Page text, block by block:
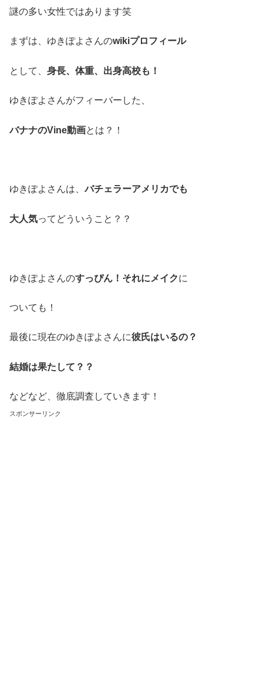
謎の多い女性ではあります笑
まずは、ゆきぽよさんのwikiプロフィール
として、 身長、 体重、出身高校も！
ゆきぽよさんがフィーバーした、
バナナのVine動画とは？！
ゆきぽよさんは、バチェラーアメリカでも
大人気ってどういうこと？？
ゆきぽよさんのすっぴん！それにメイクに
ついても！
最後に現在のゆきぽよさんに彼氏はいるの？
結婚は果たして？？
などなど、徹底調査していきます！
スポンサーリンク